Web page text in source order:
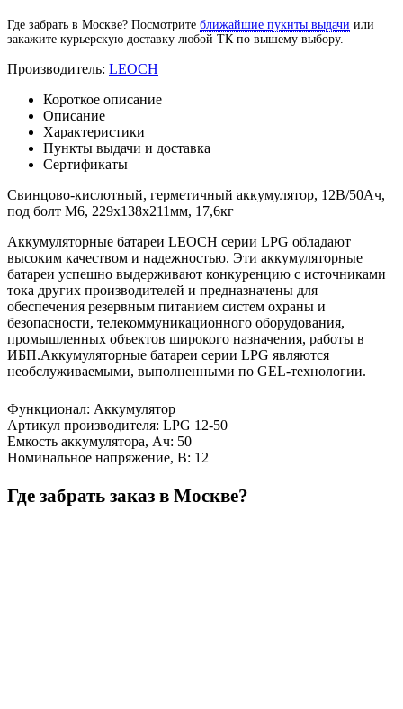
Где забрать в Москве? Посмотрите ближайшие пукнты выдачи или
закажите курьерскую доставку любой ТК по вышему выбору.
Производитель: LEOCH
Короткое описание
Описание
Характеристики
Пункты выдачи и доставка
Сертификаты
Свинцово-кислотный, герметичный аккумулятор, 12В/50Ач,
под болт М6, 229х138х211мм, 17,6кг
Аккумуляторные батареи LEOCH серии LPG обладают
высоким качеством и надежностью. Эти аккумуляторные
батареи успешно выдерживают конкуренцию с источниками
тока других производителей и предназначены для
обеспечения резервным питанием систем охраны и
безопасности, телекоммуникационного оборудования,
промышленных объектов широкого назначения, работы в
ИБП.Аккумуляторные батареи серии LPG являются
необслуживаемыми, выполненными по GEL-технологии.
Функционал: Аккумулятор
Артикул производителя: LPG 12-50
Емкость аккумулятора, Ач: 50
Номинальное напряжение, В: 12
Где забрать заказ в Москве?